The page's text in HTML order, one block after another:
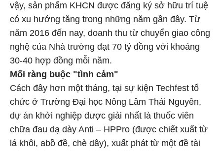
vậy, sản phẩm KHCN được đăng ký sở hữu trí tuệ
có xu hướng tăng trong những năm gần đây. Từ
năm 2016 đến nay, doanh thu từ chuyển giao công
nghệ của Nhà trường đạt 70 tỷ đồng với khoảng
30-40 hợp đồng mỗi năm.
Mối ràng buộc "tình cảm"
Cách đây hơn một tháng, tại sự kiện Techfest tổ
chức ở Trường Đại học Nông Lâm Thái Nguyên,
dự án khởi nghiệp được giải nhất là thuốc viên
chữa đau dạ dày Anti – HPPro (được chiết xuất từ
lá khôi, abồ đề, chè dây), xuất phát từ một đề tài